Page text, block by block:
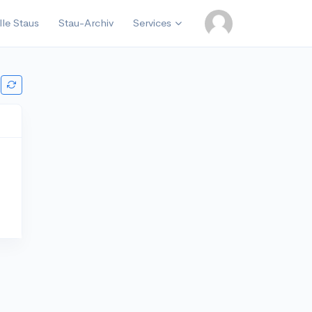
Staus Stau-Archiv Services